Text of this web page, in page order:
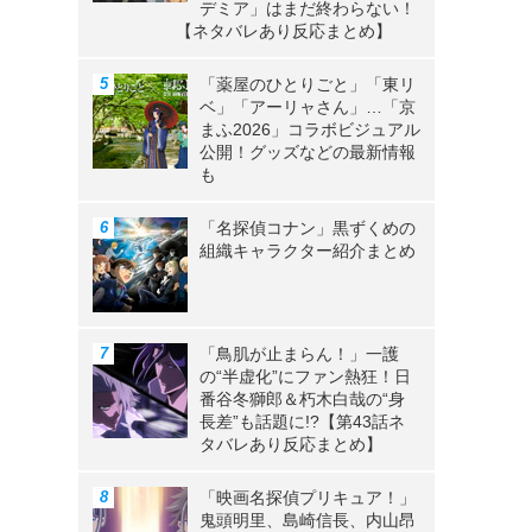
デミア」はまだ終わらない！
【ネタバレあり反応まとめ】
「薬屋のひとりごと」「東リ
ベ」「アーリャさん」…「京
まふ2026」コラボビジュアル
公開！グッズなどの最新情報
も
「名探偵コナン」黒ずくめの
組織キャラクター紹介まとめ
「鳥肌が止まらん！」一護
の“半虚化”にファン熱狂！日
番谷冬獅郎＆朽木白哉の“身
長差”も話題に!?【第43話ネ
タバレあり反応まとめ】
「映画名探偵プリキュア！」
鬼頭明里、島崎信長、内山昂